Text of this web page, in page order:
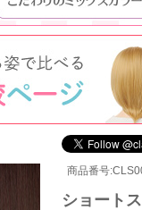
商品番号
ショート